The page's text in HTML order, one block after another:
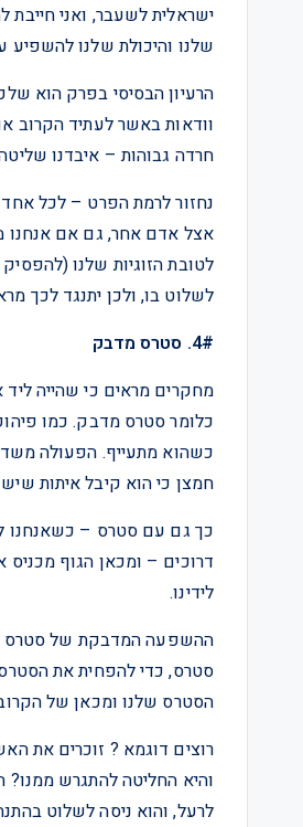
ישראלית לשעבר, ואני
שלנו והיכולת שלנו להשפיע
הרעיון הבסיסי בפרק הוא
וודאות באשר לעתיד הקרוב
חרדה גבוהות – איבדנו
נחזור לרמת הפרט – לכל אחד
אצל אדם אחר, גם אם אנחנו
לטובת הזוגיות שלנו
לשלוט בו, ולכן יתנגד לכך
4#. סטרס מדבק
מחקרים מראים כי שהייה
כלומר סטרס מדבק. כמו
כשהוא מתעייף. הפעולה
חמצן כי הוא קיבל איתות
כך גם עם סטרס – כשאנחנו
דרוכים – ומכאן הגוף
לידינו.
ההשפעה המדבקת של סטרס
סטרס, כדי להפחית את הסטרס
הסטרס שלנו ומכאן של
רוצים דוגמא ? זוכרים את
והיא החליטה להתגרש ממנו?
לרעל, והוא ניסה לשלוט